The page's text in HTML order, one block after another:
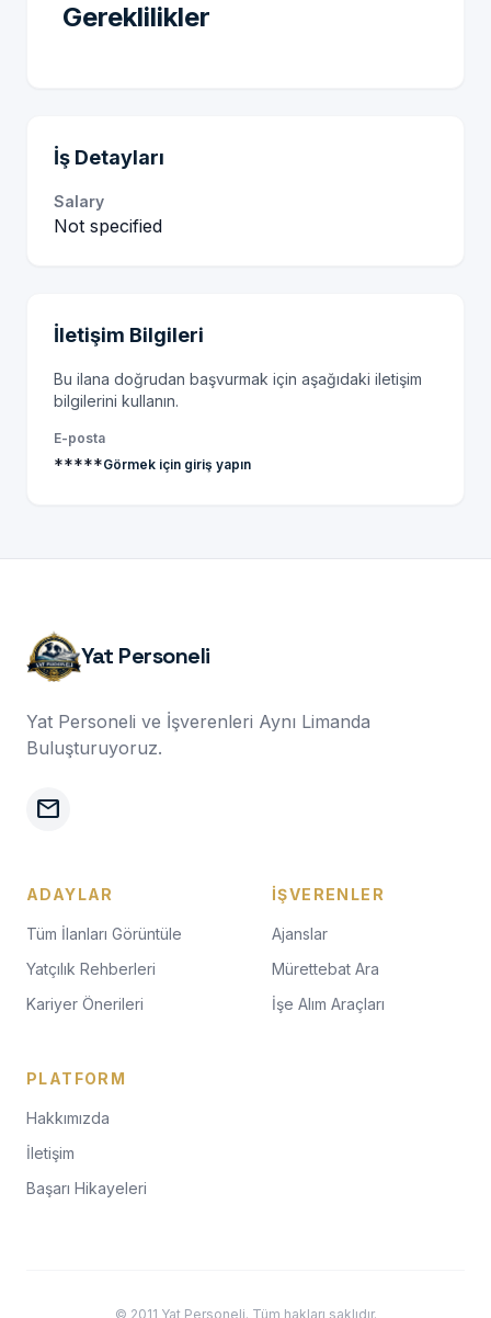
Gereklilikler
İş Detayları
Salary
Not specified
İletişim Bilgileri
Bu ilana doğrudan başvurmak için aşağıdaki iletişim
bilgilerini kullanın.
E-posta
*****Görmek için giriş yapın
Yat Personeli
Yat Personeli ve İşverenleri Aynı Limanda
Buluşturuyoruz.
mail
ADAYLAR
Tüm İlanları Görüntüle
Yatçılık Rehberleri
Kariyer Önerileri
İŞVERENLER
Ajanslar
Mürettebat Ara
İşe Alım Araçları
PLATFORM
Hakkımızda
İletişim
Başarı Hikayeleri
© 2011 Yat Personeli. Tüm hakları saklıdır.